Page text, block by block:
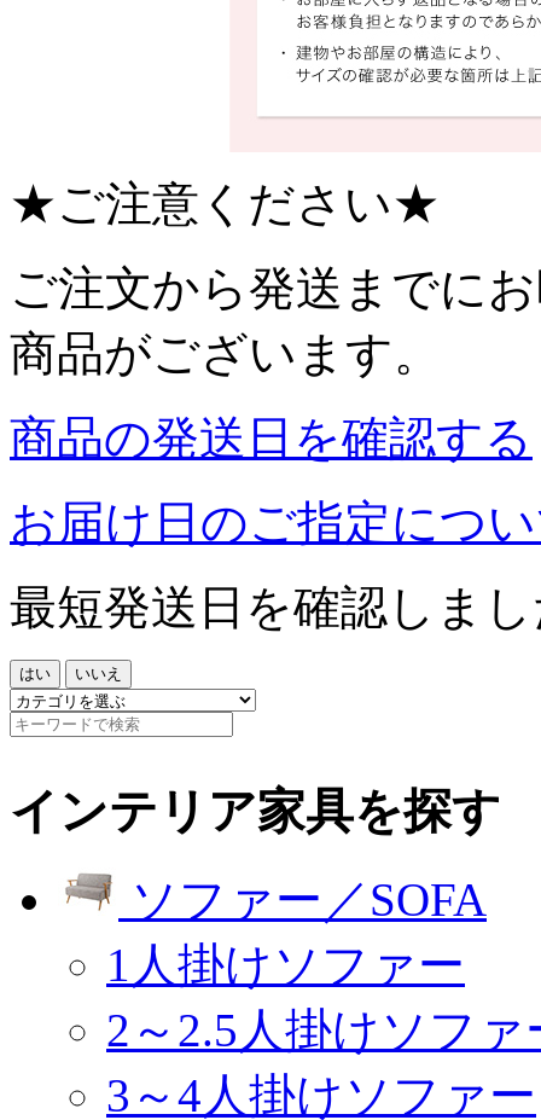
★ご注意ください★
ご注文から発送までに
商品がございます。
商品の発送日を確認する
お届け日のご指定につ
最短発送日を確認しま
はい いいえ
インテリア家具を探す
ソファー／SOFA
1人掛けソファー
2～2.5人掛けソファ
3～4人掛けソファー